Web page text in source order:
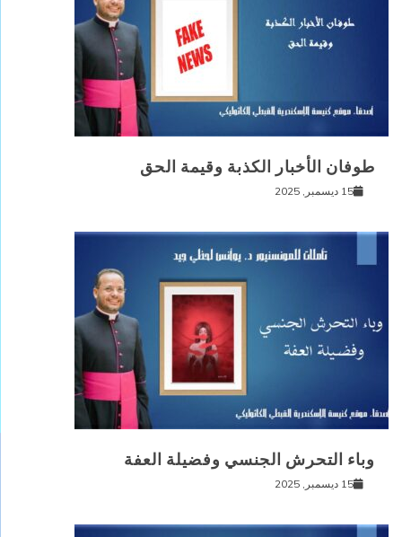
طوفان الأخبار الكذبة وقيمة الحق
15 ديسمبر, 2025
وباء التحرش الجنسي وفضيلة العفة
15 ديسمبر, 2025